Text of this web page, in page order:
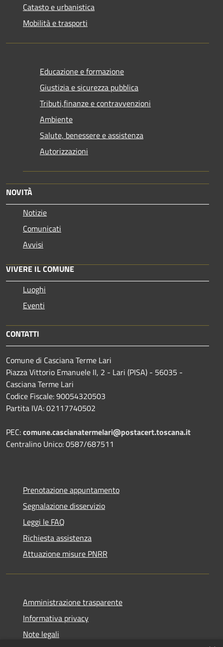
Catasto e urbanistica
Mobilità e trasporti
Educazione e formazione
Giustizia e sicurezza pubblica
Tributi,finanze e contravvenzioni
Ambiente
Salute, benessere e assistenza
Autorizzazioni
NOVITÀ
Notizie
Comunicati
Avvisi
VIVERE IL COMUNE
Luoghi
Eventi
CONTATTI
Comune di Casciana Terme Lari
Piazza Vittorio Emanuele II, 2 - Lari (PISA) - 56035 -
Casciana Terme Lari
Codice Fiscale: 90054320503
Partita IVA: 02117740502
PEC:comune.cascianatermelari@postacert.toscana.it
Centralino Unico: 0587/687511
Prenotazione appuntamento
Segnalazione disservizio
Leggi le FAQ
Richiesta assistenza
Attuazione misure PNRR
Amministrazione trasparente
Informativa privacy
Note legali